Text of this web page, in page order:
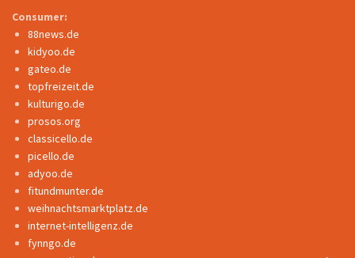
Consumer:
88news.de
kidyoo.de
gateo.de
topfreizeit.de
kulturigo.de
prosos.org
classicello.de
picello.de
adyoo.de
fitundmunter.de
weihnachtsmarktplatz.de
internet-intelligenz.de
fynngo.de